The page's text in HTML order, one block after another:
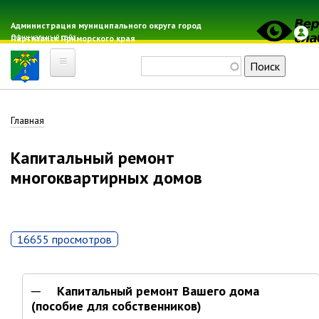
основному
содержанию
Администрация муниципального округа город
Партизанск Приморского края
Официальный сайт
Главная
Гражданская оборона
Расписание автобусов
Геральдика
Решение Думы «О гербе
Строка
навигации
Главная
Капитальный ремонт
многоквартирных домов
16655 просмотров
Капитальный ремонт Вашего дома
(пособие для собственников)